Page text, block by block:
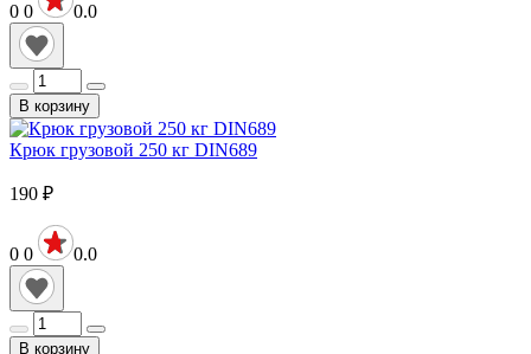
0 0 0.0
В корзину
Крюк грузовой 250 кг DIN689
190 ₽
0 0 0.0
В корзину